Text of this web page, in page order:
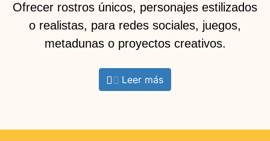
Ofrecer rostros únicos, personajes estilizados
o realistas, para redes sociales, juegos,
metadunas o proyectos creativos.
Leer más